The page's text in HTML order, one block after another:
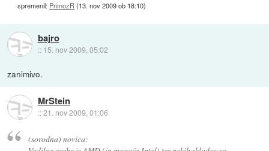
spremenil: PrimozR (13. nov 2009 ob 18:10)
bajro
:: 15. nov 2009, 05:02
zanimivo.
MrStein
::21. nov 2009, 01:06
(sorodna) novica: